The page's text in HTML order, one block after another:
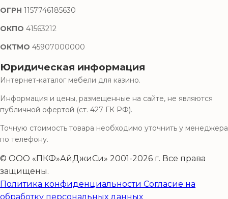
ОГРН 1157746185630
ОКПО 41563212
ОКТМО 45907000000
Юридическая информация
Интернет-каталог мебели для казино.
Информация и цены, размещенные на сайте, не являются
публичной офертой (ст. 427 ГК РФ).
Точную стоимость товара необходимо уточнить у менеджера
по телефону.
© ООО «ПКФ»АйДжиСи» 2001-2026 г. Все права
защищены.
Политика конфиденциальности Согласие на
обработку персональных данных